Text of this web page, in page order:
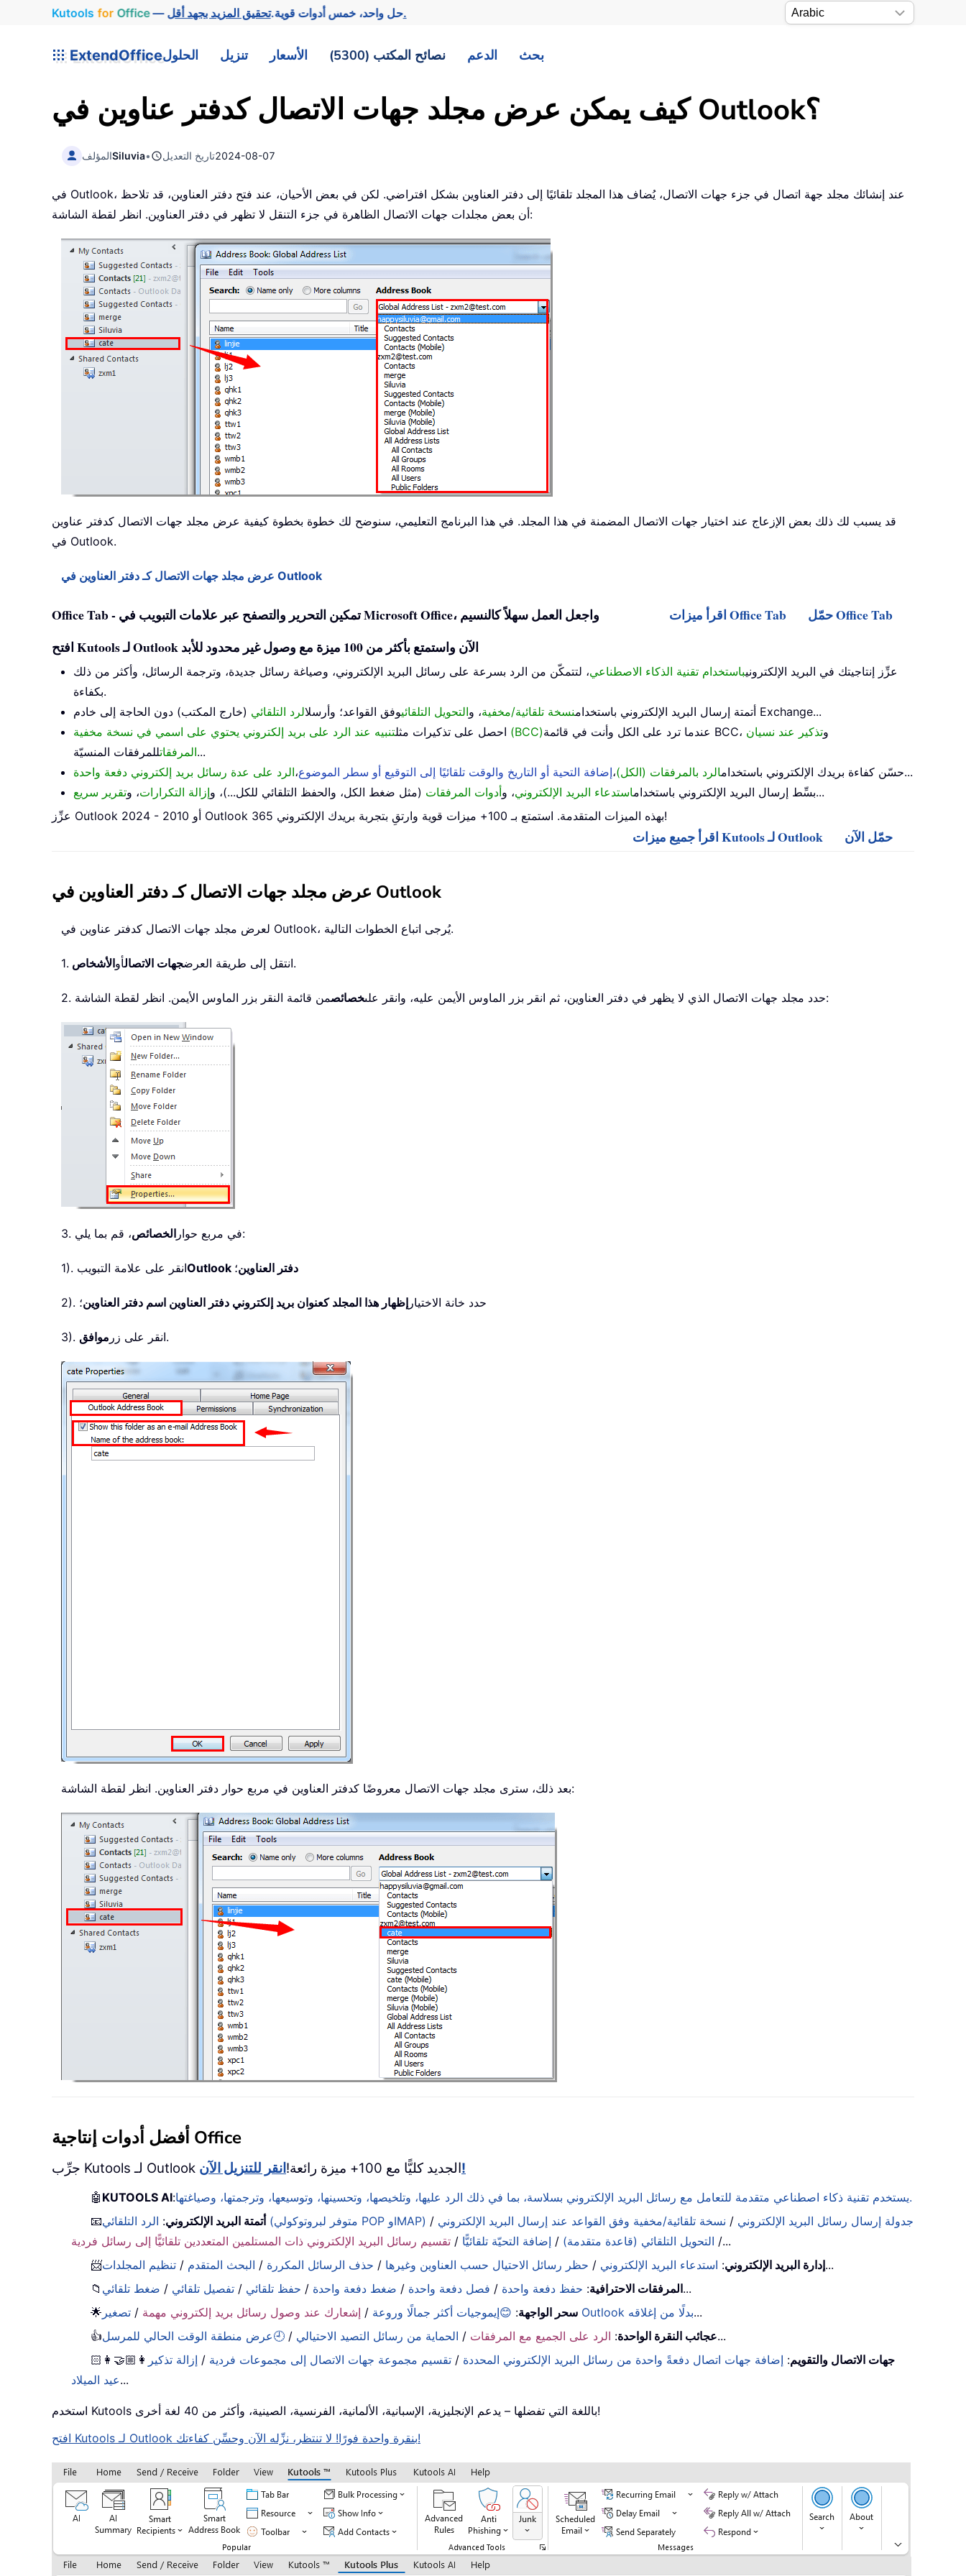
Kutools for Office — حل واحد، خمس أدوات قوية.
ExtendOfficeالحلول تنزيل الأسعار نصائح المكتب (5300) الدعم بحث
كيف يمكن عرض مجلد جهات الاتصال كدفتر عناوين في Outlook؟
المؤلفSiluvia• تاريخ التعديل2024-08-07
في Outlook، عند إنشائك مجلد جهة اتصال في جزء جهات الاتصال، يُضاف هذا المجلد تلقائيًا إلى دفتر العناوين بشكل افتراضي. لكن في بعض الأحيان، عند فتح دفتر العناوين، قد تلاحظ
أن بعض مجلدات جهات الاتصال الظاهرة في جزء التنقل لا تظهر في دفتر العناوين. انظر لقطة الشاشة:
قد يسبب لك ذلك بعض الإزعاج عند اختيار جهات الاتصال المضمنة في هذا المجلد. في هذا البرنامج التعليمي، سنوضح لك خطوة بخطوة كيفية عرض مجلد جهات الاتصال كدفتر عناوين
في Outlook.
عرض مجلد جهات الاتصال كـ دفتر العناوين في Outlook
Office Tab - تمكين التحرير والتصفح عبر علامات التبويب في Microsoft Office، واجعل العمل سهلاً كالنسيم اقرأ ميزات Office Tab
حمّل Office Tab
افتح Kutools لـ Outlook الآن واستمتع بأكثر من 100 ميزة مع وصول غير محدود للأبد
عزِّز إنتاجيتك في البريد الإلكترونيباستخدام تقنية الذكاء الاصطناعي، لتتمكّن من الرد بسرعة على رسائل البريد الإلكتروني، وصياغة رسائل جديدة، وترجمة الرسائل، وأكثر من ذلك
بكفاءة.
أتمتة إرسال البريد الإلكتروني باستخدامنسخة تلقائية/مخفية، والتحويل التلقائيوفق القواعد؛ وأرسلالرد التلقائي
(خارج المكتب) دون الحاجة إلى خادم Exchange...
احصل على تذكيرات مثل تنبيه عند الرد على بريد إلكتروني يحتوي على اسمي في نسخة مخفية (BCC) عندما ترد على الكل وأنت في قائمة BCC، وتذكير عند نسيان
المرفقاتللمرفقات المنسيّة...
حسّن كفاءة بريدك الإلكتروني باستخدامالرد بالمرفقات (الكل)،إضافة التحية أو التاريخ والوقت تلقائيًا إلى التوقيع أو سطر الموضوع،الرد على عدة رسائل بريد إلكتروني دفعة واحدة
...
بسِّط إرسال البريد الإلكتروني باستخداماستدعاء البريد الإلكتروني، وأدوات المرفقات (مثل ضغط الكل، والحفظ التلقائي للكل...)، وإزالة التكرارات، وتقرير سريع
...
عزِّز Outlook 2024 - 2010 أو Outlook 365 بهذه الميزات المتقدمة. استمتع بـ 100+ ميزات قوية وارتقِ بتجربة بريدك الإلكتروني!
اقرأ جميع ميزات Kutools لـ Outlook حمّل الآن
عرض مجلد جهات الاتصال كـ دفتر العناوين في Outlook
لعرض مجلد جهات الاتصال كدفتر عناوين في Outlook، يُرجى اتباع الخطوات التالية.
1. انتقل إلى طريقة العرضجهات الاتصالأوالأشخاص .
2. حدد مجلد جهات الاتصال الذي لا يظهر في دفتر العناوين، ثم انقر بزر الماوس الأيمن عليه، وانقر علىخصائص من قائمة النقر بزر الماوس الأيمن. انظر لقطة الشاشة:
3. في مربع حوار الخصائص ، قم بما يلي:
1). انقر على علامة التبويب Outlook دفتر العناوين؛
2). حدد خانة الاختيار إظهار هذا المجلد كعنوان بريد إلكتروني دفتر العناوين اسم دفتر العناوين؛
3). انقر على زر موافق .
بعد ذلك، سترى مجلد جهات الاتصال معروضًا كدفتر العناوين في مربع حوار دفتر العناوين. انظر لقطة الشاشة:
أفضل أدوات إنتاجية Office
جرِّب Kutools لـ Outlook الجديد كليًّا مع 100+ ميزة رائعة!انقر للتنزيل الآن!
🤖 KUTOOLS AI:
يستخدم تقنية ذكاء اصطناعي متقدمة للتعامل مع رسائل البريد الإلكتروني بسلاسة، بما في ذلك الرد عليها، وتلخيصها، وتحسينها، وتوسيعها، وترجمتها، وصياغتها.
📧
أتمتة البريد الإلكتروني: الرد التلقائي (متوفر لبروتوكولي POP وIMAP) / جدولة إرسال رسائل البريد الإلكتروني / نسخة تلقائية/مخفية وفق القواعد عند إرسال البريد الإلكتروني
/ التحويل التلقائي (قاعدة متقدمة) / إضافة التحيّة تلقائيًّا / تقسيم رسائل البريد الإلكتروني ذات المستلمين المتعددين تلقائيًّا إلى رسائل فردية
...
📨
إدارة البريد الإلكتروني: استدعاء البريد الإلكتروني / حظر رسائل الاحتيال حسب العناوين وغيرها / حذف الرسائل المكررة / البحث المتقدم / تنظيم المجلدات
...
📁
المرفقات الاحترافية: حفظ دفعة واحدة / فصل دفعة واحدة / ضغط دفعة واحدة / حفظ تلقائي / تفصيل تلقائي / ضغط تلقائي
...
🌟
سحر الواجهة: 😊إيموجيات أكثر جمالًا وروعة / إشعارك عند وصول رسائل بريد إلكتروني مهمة / تصغير Outlook بدلًا من إغلاقه...
👍
عجائب النقرة الواحدة: الرد على الجميع مع المرفقات / الحماية من رسائل التصيد الاحتيالي / 🕘عرض منطقة الوقت الحالي للمرسل
...
👩🏼‍🤝‍👩🏻
جهات الاتصال والتقويم: إضافة جهات اتصال دفعةً واحدة من رسائل البريد الإلكتروني المحددة / تقسيم مجموعة جهات الاتصال إلى مجموعات فردية / إزالة تذكير
عيد الميلاد...
استخدم Kutools باللغة التي تفضلها – يدعم الإنجليزية، الإسبانية، الألمانية، الفرنسية، الصينية، وأكثر من 40 لغة أخرى!
افتح Kutools لـ Outlook بنقرة واحدة فورًا! لا تنتظر، نزِّله الآن وحسِّن كفاءتك!